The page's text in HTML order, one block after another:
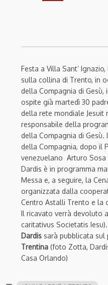
Festa a Villa Sant’
sulla collina di Trento, in
della Compagnia di Gesù,
ospite già martedì 30
della rete mondiale Jesuit
responsabile della
della Compagnia di
della Compagnia, dopo il
venezuelano Arturo Sosa
Dardis è in programma
Messa e, a seguire, la
organizzata dalla
Centro Astalli Trento e la
Il ricavato verrà devoluto
caritativus Societatis Iesu).
Dardis sarà pubblicata sul
Trentina (foto Zotta,
Casa Orlando)